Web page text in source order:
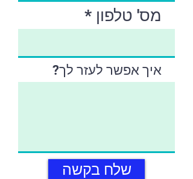
מס' טלפון
איך אפשר לעזר לך?
שלח בקשה